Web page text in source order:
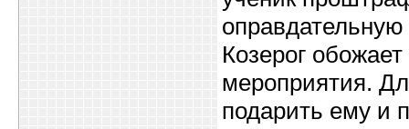
Козерог
мероприятия.
подарить ему и